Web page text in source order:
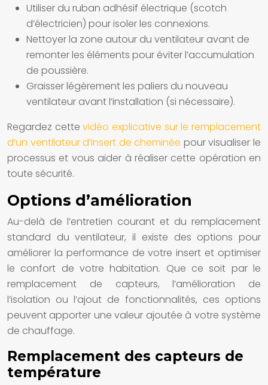
Utiliser du ruban adhésif électrique (scotch
d’électricien) pour isoler les connexions.
Nettoyer la zone autour du ventilateur avant de
remonter les éléments pour éviter l’accumulation
de poussière.
Graisser légèrement les paliers du nouveau
ventilateur avant l’installation (si nécessaire).
Regardez cettevidéo explicative sur le remplacement
d’un ventilateur d’insert de cheminée pour visualiser le
processus et vous aider à réaliser cette opération en
toute sécurité.
Options d’amélioration
Au-delà de l’entretien courant et du remplacement
standard du ventilateur, il existe des options pour
améliorer la performance de votre insert et optimiser
le confort de votre habitation. Que ce soit par le
remplacement de capteurs, l’amélioration de
l’isolation ou l’ajout de fonctionnalités, ces options
peuvent apporter une valeur ajoutée à votre système
de chauffage.
Remplacement des capteurs de
température